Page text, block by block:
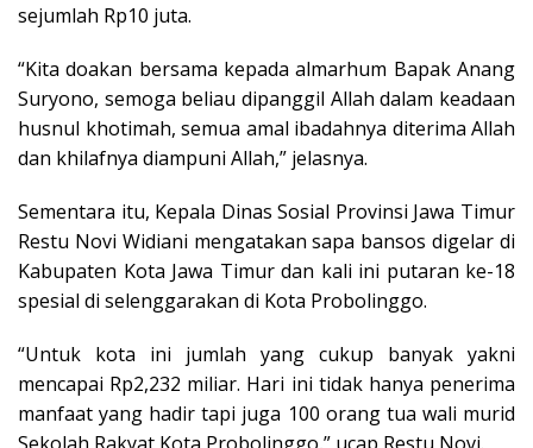
sejumlah Rp10 juta.
“Kita doakan bersama kepada almarhum Bapak Anang
Suryono, semoga beliau dipanggil Allah dalam keadaan
husnul khotimah, semua amal ibadahnya diterima Allah
dan khilafnya diampuni Allah,” jelasnya.
Sementara itu, Kepala Dinas Sosial Provinsi Jawa Timur
Restu Novi Widiani mengatakan sapa bansos digelar di
Kabupaten Kota Jawa Timur dan kali ini putaran ke-18
spesial di selenggarakan di Kota Probolinggo.
“Untuk kota ini jumlah yang cukup banyak yakni
mencapai Rp2,232 miliar. Hari ini tidak hanya penerima
manfaat yang hadir tapi juga 100 orang tua wali murid